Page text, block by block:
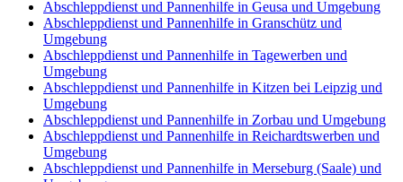
Abschleppdienst und Pannenhilfe in Geusa und Umgebung
Abschleppdienst und Pannenhilfe in Granschütz und
Umgebung
Abschleppdienst und Pannenhilfe in Tagewerben und
Umgebung
Abschleppdienst und Pannenhilfe in Kitzen bei Leipzig und
Umgebung
Abschleppdienst und Pannenhilfe in Zorbau und Umgebung
Abschleppdienst und Pannenhilfe in Reichardtswerben und
Umgebung
Abschleppdienst und Pannenhilfe in Merseburg (Saale) und